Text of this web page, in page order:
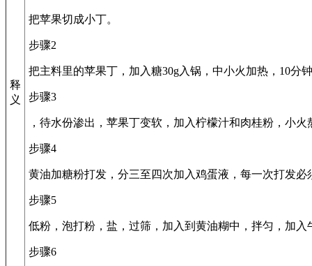
释
义
把苹果切成小丁。
步骤2
把主料里的苹果丁，加入糖30g入锅，中小火加热，10分
步骤3
，待水份渗出，苹果丁变软，加入柠檬汁和肉桂粉，小火
步骤4
黄油加糖粉打发，分三至四次加入鸡蛋液，每一次打发
步骤5
低粉，泡打粉，盐，过筛，加入到黄油糊中，拌匀，加
步骤6